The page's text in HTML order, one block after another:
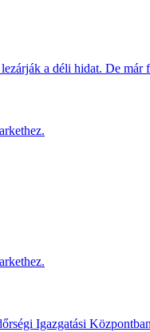
a déli hidat. De már
Igazgatási